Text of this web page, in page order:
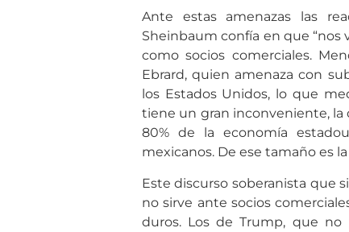
Ante estas amenazas las
Sheinbaum confía en que “nos
como socios comerciales.
Ebrard, quien amenaza con
los Estados Unidos, lo que
tiene un gran inconveniente, la
80% de la economía
mexicanos. De ese tamaño es
Este discurso soberanista que
no sirve ante socios
duros. Los de Trump, que no